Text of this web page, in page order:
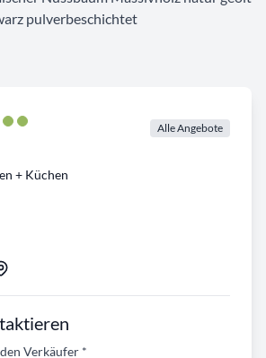
Alle Angebote
+ Küchen
Verkäufer *
pulverbeschichtet